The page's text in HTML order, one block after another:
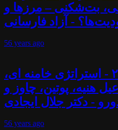
بت‌شکنی – مرزها و
- آزاد فارسانی
56 years ago
شیعه گری در قرن ۲۱ - استراتژی خامنه ای،
هنیه، پوتین، چاوز و
- دکتر جلال ایجادی
56 years ago